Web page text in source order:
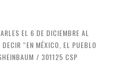
EL 6 DE DICIEMBRE AL
“EN MÉXICO, EL PUEBLO
301125 CSP